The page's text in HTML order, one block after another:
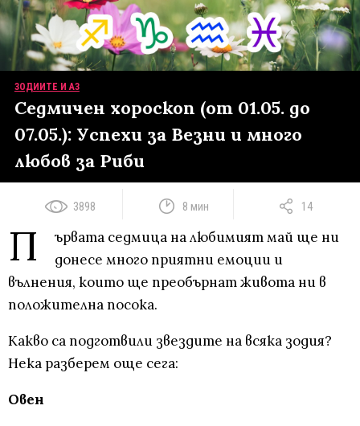
ЗОДИИТЕ И АЗ
Седмичен хороскоп (от 01.05. до
07.05.): Успехи за Везни и много
любов за Риби
3898 8 мин 14
П
ървата седмица на любимият май ще ни
донесе много приятни емоции и
вълнения, които ще преобърнат живота ни в
положителна посока.
Какво са подготвили звездите на всяка зодия?
Нека разберем още сега:
Овен